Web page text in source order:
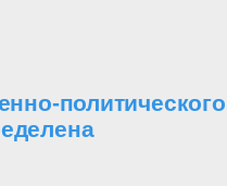
политического